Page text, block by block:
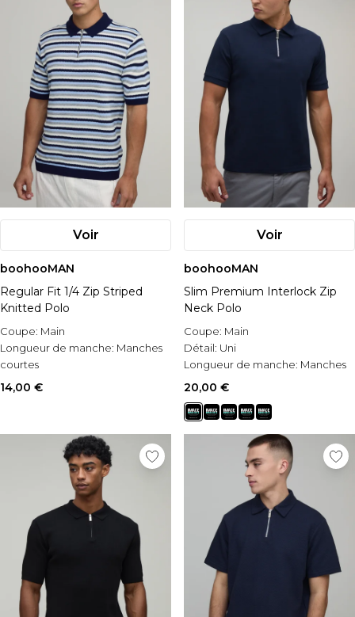
Voir
boohooMAN
Regular Fit 1/4 Zip Striped
Knitted Polo
Coupe: Main
Longueur de manche: Manches
courtes
Style:
Polo
14,00 €
Voir
boohooMAN
Slim Premium Interlock Zip
Neck Polo
Coupe: Main
Détail: Uni
Longueur de manche: Manches
courtes
20,00 €